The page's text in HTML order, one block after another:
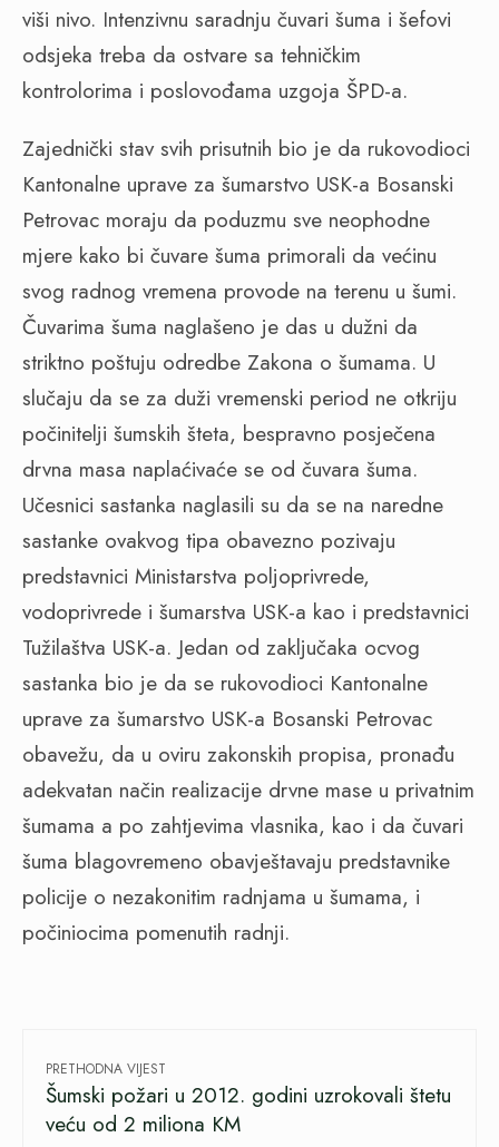
viši nivo. Intenzivnu saradnju čuvari šuma i šefovi
odsjeka treba da ostvare sa tehničkim
kontrolorima i poslovođama uzgoja ŠPD-a.
Zajednički stav svih prisutnih bio je da rukovodioci
Kantonalne uprave za šumarstvo USK-a Bosanski
Petrovac moraju da poduzmu sve neophodne
mjere kako bi čuvare šuma primorali da većinu
svog radnog vremena provode na terenu u šumi.
Čuvarima šuma naglašeno je das u dužni da
striktno poštuju odredbe Zakona o šumama. U
slučaju da se za duži vremenski period ne otkriju
počinitelji šumskih šteta, bespravno posječena
drvna masa naplaćivaće se od čuvara šuma.
Učesnici sastanka naglasili su da se na naredne
sastanke ovakvog tipa obavezno pozivaju
predstavnici Ministarstva poljoprivrede,
vodoprivrede i šumarstva USK-a kao i predstavnici
Tužilaštva USK-a. Jedan od zaključaka ocvog
sastanka bio je da se rukovodioci Kantonalne
uprave za šumarstvo USK-a Bosanski Petrovac
obavežu, da u oviru zakonskih propisa, pronađu
adekvatan način realizacije drvne mase u privatnim
šumama a po zahtjevima vlasnika, kao i da čuvari
šuma blagovremeno obavještavaju predstavnike
policije o nezakonitim radnjama u šumama, i
počiniocima pomenutih radnji.
PRETHODNA VIJEST
Šumski požari u 2012. godini uzrokovali štetu
veću od 2 miliona KM